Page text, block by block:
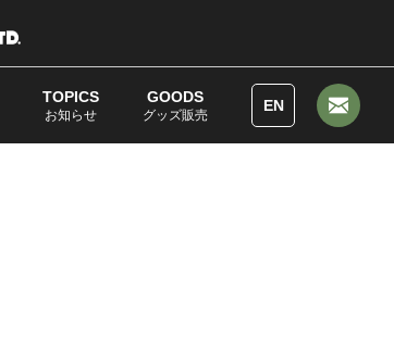
TOPICS
お知らせ
GOODS
グッズ販売
EN